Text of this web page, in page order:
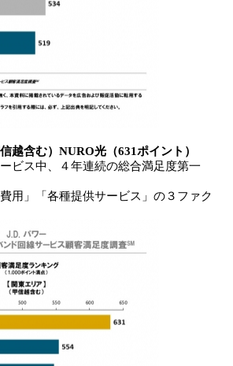
信越含む） NURO光 （631ポイント）
ビス中、４年連続の総合満足度第一
用」「各種提供サービス」の３ファク